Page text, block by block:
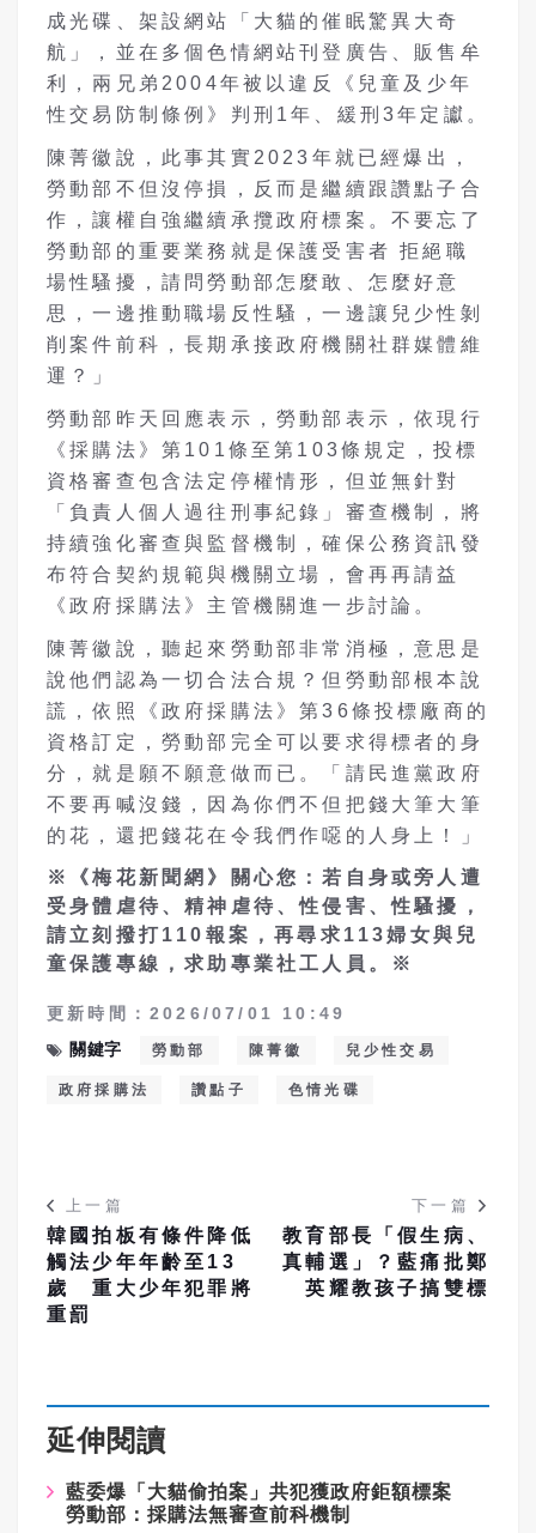
成光碟、架設網站「大貓的催眠驚異大奇
航」，並在多個色情網站刊登廣告、販售牟
利，兩兄弟2004年被以違反《兒童及少年
性交易防制條例》判刑1年、緩刑3年定讞。
陳菁徽說， 此事其實2023年就已經爆出，
勞動部不但沒停損，反而是繼續跟 讚點子 合
作，讓權自強繼續承攬政府標案。不要忘了
勞動部的重要業務就是保護受害者 拒絕職
場性騷擾
，請問勞動部怎麼敢、怎麼好意
思，一邊推動職場反性騷，一邊讓兒少性剝
削案件前科，長期承接政府機關社群媒體維
運？」
勞動部昨天回應表示， 勞動部表示，依現行
《採購法》第101條至第103條規定，投標
資格審查包含法定停權情形，但並無針對
「負責人個人過往刑事紀錄」審查機制，將
持續強化審查與監督機制，確保公務資訊發
布符合契約規範與機關立場，會再再請益
《政府採購法》主管機關進一步討論。
陳菁徽說，聽起來勞動部非常消極，意思是
說他們認為一切合法合規？但勞動部根本說
謊，依照
《政府採購法》第36條投標廠商的
資格訂定，勞動部完全可以要求得標者的身
分，就是願不願意做而已。「請民進黨政府
不要再喊沒錢，因為你們不但把錢大筆大筆
的花，還把錢花在令我們作噁的人身上！」
※《梅花新聞網》關心您：若自身或旁人遭
受身體虐待、精神虐待、性侵害、性騷擾，
請立刻撥打110報案，再尋求113婦女與兒
童保護專線，求助專業社工人員。※
更新時間：2026/07/01 10:49
關鍵字
勞動部 陳菁徽 兒少性交易
政府採購法 讚點子 色情光碟
上一篇
韓國拍板有條件降低
觸法少年年齡至13
歲 重大少年犯罪將
重罰
下一篇
教育部長「假生病、
真輔選」？藍痛批鄭
英耀教孩子搞雙標
延伸閱讀
藍委爆「大貓偷拍案」共犯獲政府鉅額標案
勞動部：採購法無審查前科機制